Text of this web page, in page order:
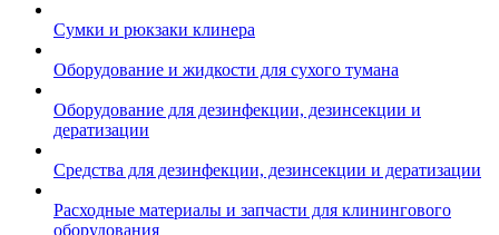
Сумки и рюкзаки клинера
Оборудование и жидкости для сухого тумана
Оборудование для дезинфекции, дезинсекции и
дератизации
Средства для дезинфекции, дезинсекции и дератизации
Расходные материалы и запчасти для клинингового
оборудования